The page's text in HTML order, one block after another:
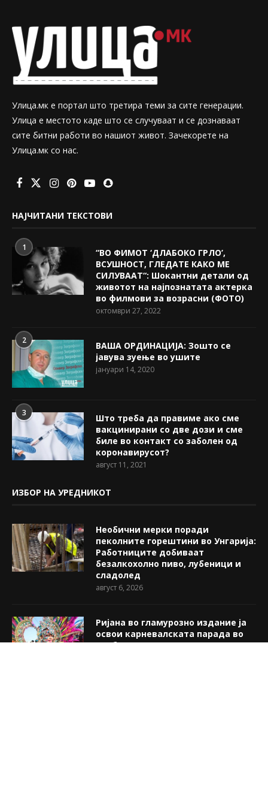
Улица.мк е портал што третира теми за сите генерации.
Улица е местото каде што се случуваат и се дознаваат
сите битни работи во нашиот живот. Зачекорете на
Улица.мк со нас.
НАЈЧИТАНИ ТЕКСТОВИ
1
“ВО ФИМОТ ‘ДЛАБОКО ГРЛО’,
ВСУШНОСТ, ГЛЕДАТЕ КАКО МЕ
СИЛУВААТ“: Шокантни детали од
животот на најпознатата актерка
во филмови за возрасни (ФОТО)
октомври 27, 2022
2
ВАША ОРДИНАЦИЈА: Зошто се
јавува зуење во ушите
јануари 14, 2020
3
Што треба да правиме ако сме
вакцинирани со две дози и сме
биле во контакт со заболен од
коронавирусот?
август 11, 2021
ИЗБОР НА УРЕДНИКОТ
Необични мерки поради
пеколните горештини во Унгарија:
Работниците добиваат
безалкохолно пиво, лубеници и
сладолед
август 6, 2026
Ријана во гламурозно издание ја
освои карневалската парада во
Барбадос! (ФОТО)